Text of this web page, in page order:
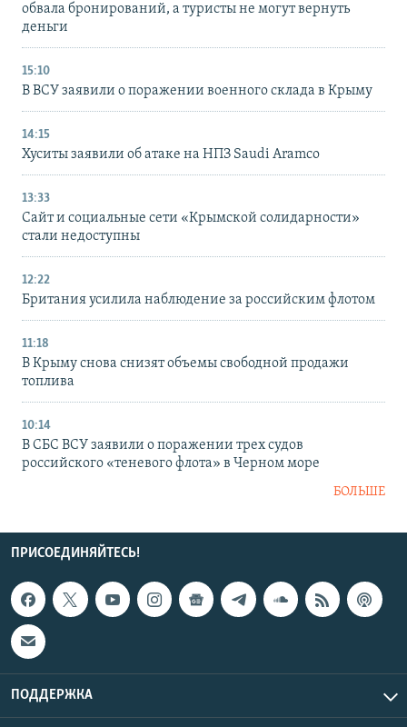
обвала бронирований, а туристы не могут вернуть
деньги
15:10
В ВСУ заявили о поражении военного склада в Крыму
14:15
Хуситы заявили об атаке на НПЗ Saudi Aramco
13:33
Сайт и социальные сети «Крымской солидарности»
стали недоступны
12:22
Британия усилила наблюдение за российским флотом
11:18
В Крыму снова снизят объемы свободной продажи
топлива
10:14
В СБС ВСУ заявили о поражении трех судов
российского «теневого флота» в Черном море
БОЛЬШЕ
ПРИСОЕДИНЯЙТЕСЬ!
ПОДДЕРЖКА